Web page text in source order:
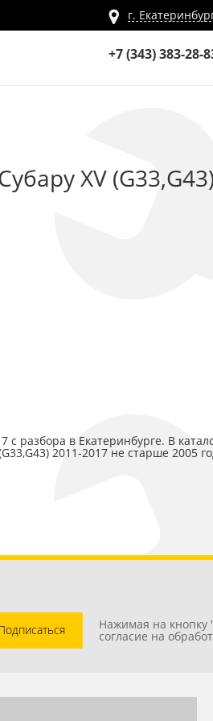
г.
+7 (343) 383-28-
XV
разбора в Екатеринбурге. В
2011-2017 не старше 2005
Нажимая на кнопку
согласие на